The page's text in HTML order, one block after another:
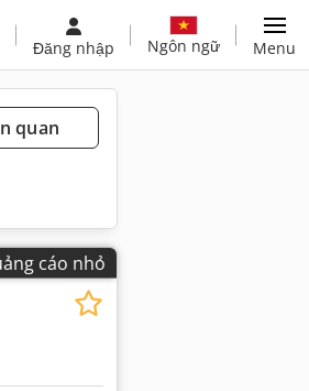
Đăng nhập Ngôn ngữ Menu
quan
cáo nhỏ